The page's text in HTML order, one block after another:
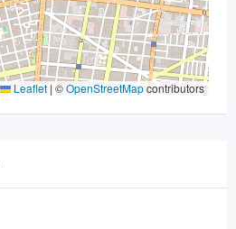
Leaflet | ©OpenStreetMapcontributors